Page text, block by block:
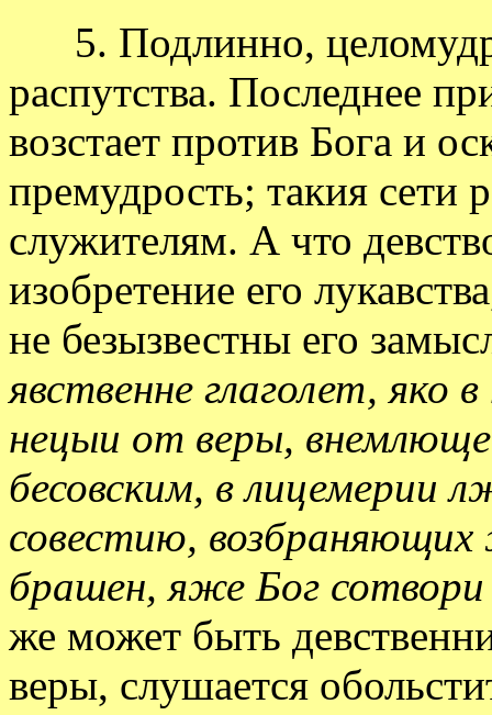
5. Подлинно,
распутства. Последнее
возстает против Бога и
премудрость; такия сети
служителям. А что
изобретение его
не безызвестны его
явственне глаголет, яко
нецыи от веры,
бесовским, в лицемерии
совестию,
брашен, яже Бог сотвори
же может быть
веры, слушается